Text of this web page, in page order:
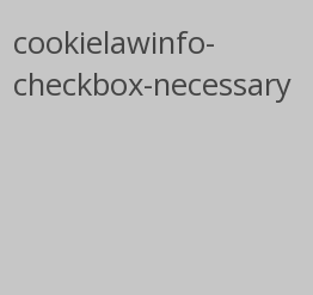
cookielawinfo-
checkbox-necessary